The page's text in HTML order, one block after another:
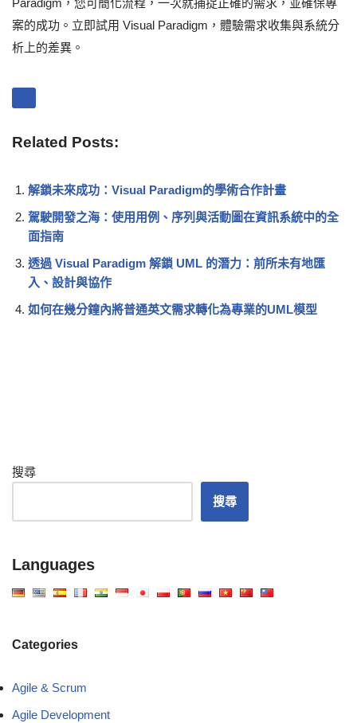
Paradigm，您可簡化流程，一次就捕捉正確的需求，並確保專
案的成功。立即試用 Visual Paradigm，體驗需求收集與系統分
析上的差異。
Related Posts:
解鎖未來成功：Visual Paradigm的學術合作計畫
駕駛開發之海：使用用例、序列與活動圖在資訊系統中的全
面指南
透過 Visual Paradigm 解鎖 UML 的潛力：前所未有地匯
入、設計與協作
如何在幾分鐘內將普通英文需求轉化為專業的UML模型
搜尋
搜尋
Languages
Categories
Agile & Scrum
Agile Development